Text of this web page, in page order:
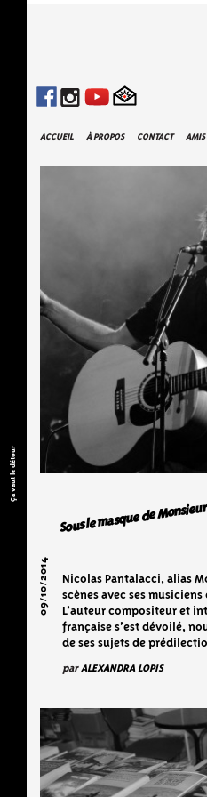
Ça vaut le détour
ACCUEIL À PROPOS CONTACT AMIS
Sous le masque de
09/10/2014
Nicolas Pantalacci, alias
scènes avec ses
L’auteur compositeur et
française s’est dévoilé,
de ses sujets de
parALEXANDRA LOPIS